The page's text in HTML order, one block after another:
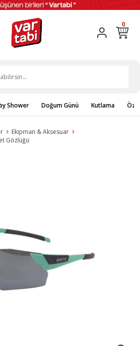
0
Shower Doğum Günü Kutlama
Ekipman & Aksesuar
Gözlüğü